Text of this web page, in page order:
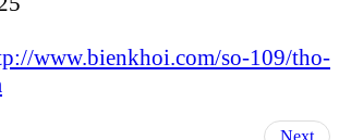
www.bienkhoi.com/so-109/tho-
Next